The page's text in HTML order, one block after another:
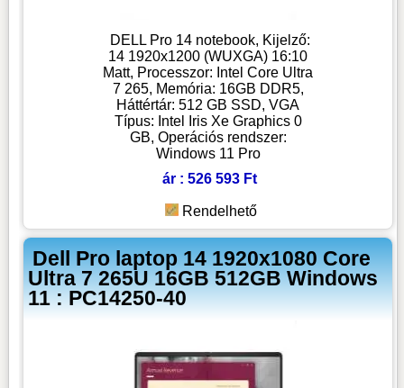
DELL Pro 14 notebook, Kijelző:
14 1920x1200 (WUXGA) 16:10
Matt, Processzor: Intel Core Ultra
7 265, Memória: 16GB DDR5,
Háttértár: 512 GB SSD, VGA
Típus: Intel Iris Xe Graphics 0
GB, Operációs rendszer:
Windows 11 Pro
ár : 526 593 Ft
Rendelhető
Dell Pro laptop 14 1920x1080 Core
Ultra 7 265U 16GB 512GB Windows
11 : PC14250-40